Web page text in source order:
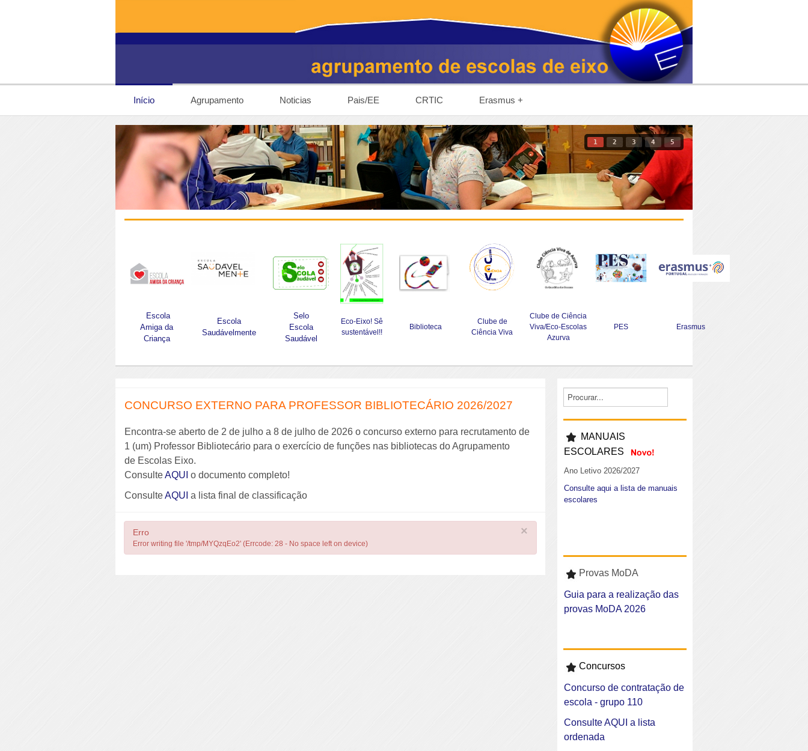
Início Agrupamento Noticias Pais/EE CRTIC Erasmus +
1 2 3 4 5
Escola
Amiga da
Criança
Escola
Saudávelmente
Selo
Escola
Saudável
Eco-Eixo! Sê
sustentável!!
Biblioteca
Clube de
Ciência Viva
Clube de Ciência
Viva/Eco-Escolas
Azurva
PES Erasmus
CONCURSO EXTERNO PARA PROFESSOR BIBLIOTECÁRIO 2026/2027
Encontra-se aberto de 2 de julho a 8 de julho de 2026 o concurso externo para recrutamento de
1 (um) Professor Bibliotecário para o exercício de funções nas bibliotecas do Agrupamento
de Escolas Eixo.
ConsulteAQUI o documento completo!
ConsulteAQUI a lista final de classificação
×
Erro
Error writing file '/tmp/MYQzqEo2' (Errcode: 28 - No space left on device)
MANUAIS
ESCOLARES
Ano Letivo 2026/2027
Consulte aqui a lista de manuais
escolares
Provas MoDA
Guia para a realização das
provas MoDA 2026
Concursos
Concurso de contratação de
escola - grupo 110
Consulte AQUI a lista
ordenada